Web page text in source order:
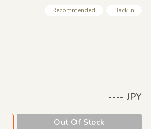
Recommended Back In
---- JPY
Out Of Stock